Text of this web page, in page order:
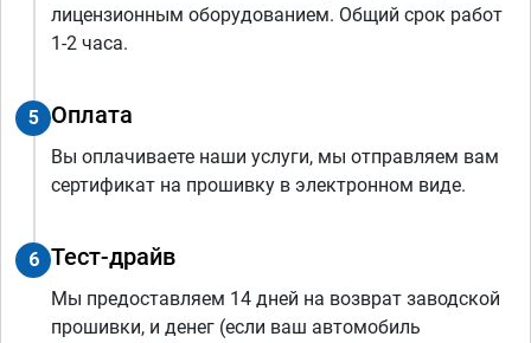
лицензионным оборудованием. Общий срок работ
1-2 часа.
5 Оплата
Вы оплачиваете наши услуги, мы отправляем вам
сертификат на прошивку в электронном виде.
6 Тест-драйв
Мы предоставляем 14 дней на возврат заводской
прошивки, и денег (если ваш автомобиль